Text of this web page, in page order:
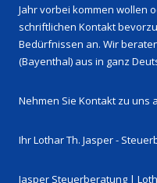
Jahr vorbei kommen wollen
schriftlichen Kontakt
Bedürfnissen an. Wir
(Bayenthal) aus in ganz
Nehmen Sie Kontakt zu uns
Ihr Lothar Th. Jasper -
Jasper Steuerberatung |